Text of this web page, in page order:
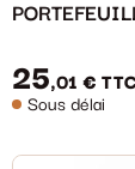
25,01 €
Sous délai